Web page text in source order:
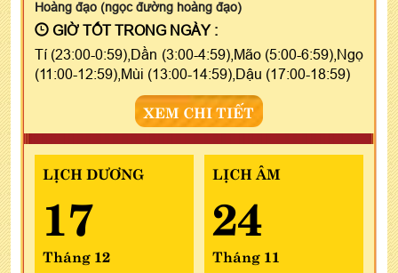
Hoàng đạo (ngọc đường hoàng đạo)
GIỜ TỐT TRONG NGÀY :
Tí (23:00-0:59),Dần (3:00-4:59),Mão (5:00-6:59),Ngọ
(11:00-12:59),Mùi (13:00-14:59),Dậu (17:00-18:59)
XEM CHI TIẾT
LỊCH DƯƠNG
17
Tháng 12
LỊCH ÂM
24
Tháng 11